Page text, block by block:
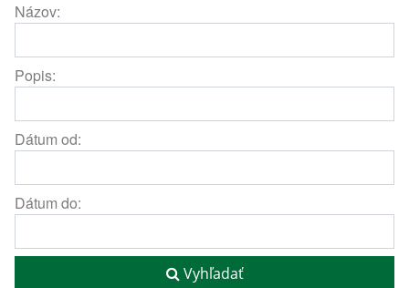
Názov:
Popis:
Dátum od:
Dátum do:
Vyhľadať